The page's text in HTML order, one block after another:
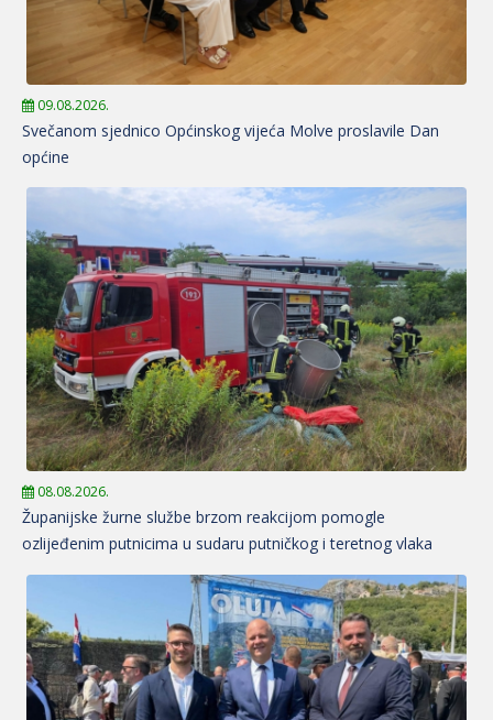
09.08.2026.
Svečanom sjednico Općinskog vijeća Molve proslavile Dan
općine
08.08.2026.
Županijske žurne službe brzom reakcijom pomogle
ozlijeđenim putnicima u sudaru putničkog i teretnog vlaka